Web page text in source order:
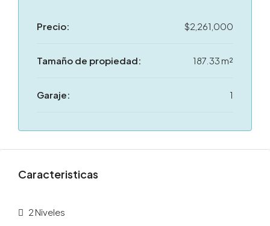
Precio: $2,261,000
Tamaño de propiedad: 187.33 m²
Garaje: 1
Caracteristicas
2 Niveles